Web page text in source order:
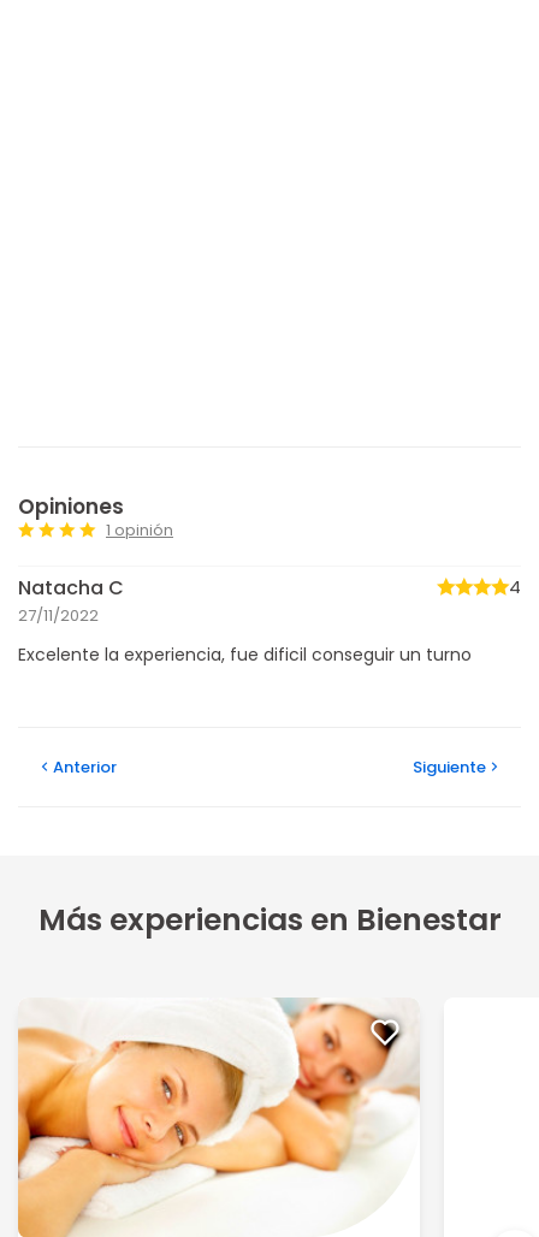
Opiniones
1 opinión
Natacha C
27/11/2022
4
Excelente la experiencia, fue dificil conseguir un turno
Anterior Siguiente
Más experiencias en Bienestar